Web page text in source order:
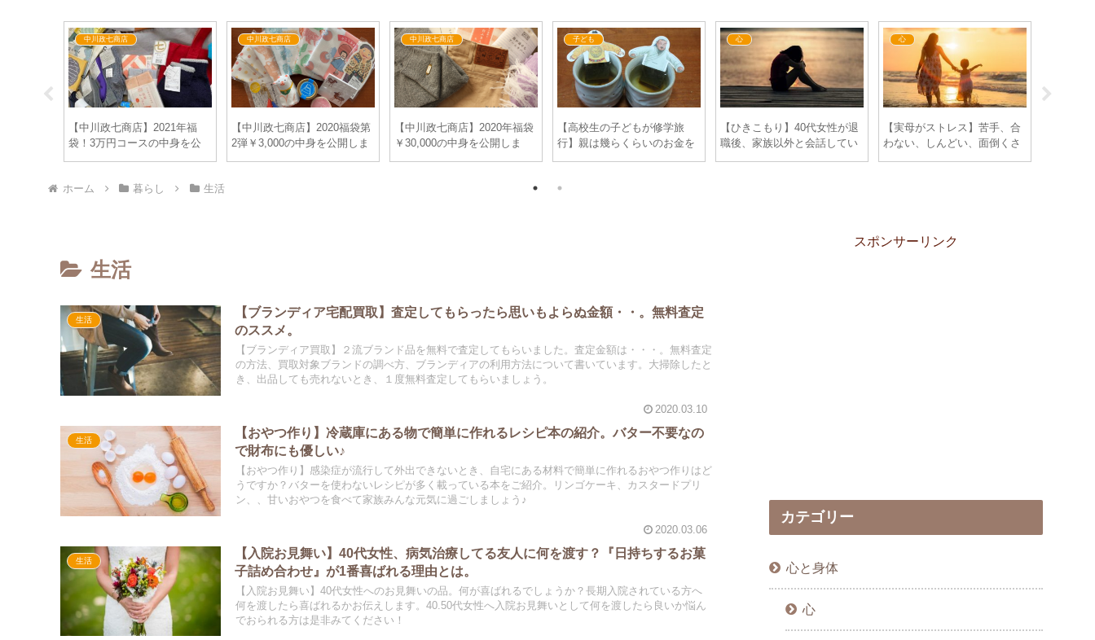
中川政七商店
【中川政七商店】2021年福
袋！3万円コースの中身を公
開します！
中川政七商店
【中川政七商店】2020福袋第
2弾￥3,000の中身を公開しま
す！元日にオンラインショッ
中川政七商店
【中川政七商店】2020年福袋
￥30,000の中身を公開しま
す！チノパンツ、ウールカー
子ども
【高校生の子どもが修学旅
行】親は幾らくらいのお金を
準備しておいたら良いのでし
心
【ひきこもり】40代女性が退
職後、家族以外と会話してい
ない。友達いない。あれ？私
心
【実母がストレス】苦手、合
わない、しんどい、面倒くさ
い、、実母との関係性に悩む
ホーム
暮らし 生活
生活
生活
【ブランディア宅配買取】査定してもらったら思いもよらぬ金額・・。無料査定
のススメ。
【ブランディア買取】２流ブランド品を無料で査定してもらいました。査定金額は・・・。無料査定
の方法、買取対象ブランドの調べ方、ブランディアの利用方法について書いています。大掃除したと
き、出品しても売れないとき、１度無料査定してもらいましょう。
2020.03.10
生活
【おやつ作り】冷蔵庫にある物で簡単に作れるレシピ本の紹介。バター不要なの
で財布にも優しい♪
【おやつ作り】感染症が流行して外出できないとき、自宅にある材料で簡単に作れるおやつ作りはど
うですか？バターを使わないレシピが多く載っている本をご紹介。リンゴケーキ、カスタードプリ
ン、、甘いおやつを食べて家族みんな元気に過ごしましょう♪
2020.03.06
生活
【入院お見舞い】40代女性、病気治療してる友人に何を渡す？『日持ちするお菓
子詰め合わせ』が1番喜ばれる理由とは。
【入院お見舞い】40代女性へのお見舞いの品。何が喜ばれるでしょうか？長期入院されている方へ
何を渡したら喜ばれるかお伝えします。40.50代女性へ入院お見舞いとして何を渡したら良いか悩ん
でおられる方は是非みてください！
スポンサーリンク
カテゴリー
心と身体
心